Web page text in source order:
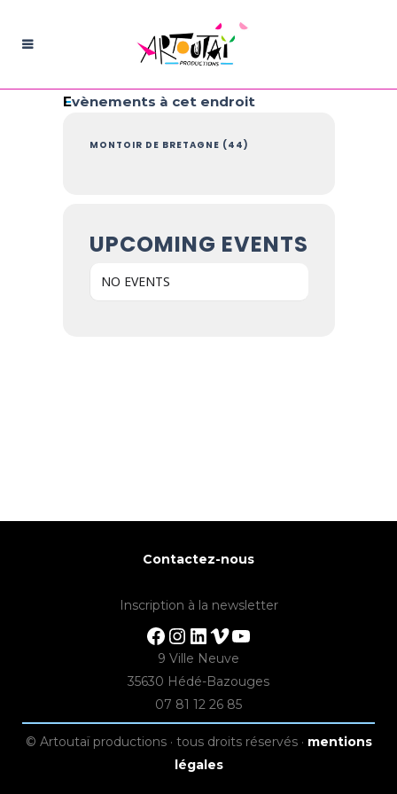
Evènements à cet endroit
MONTOIR DE BRETAGNE (44)
UPCOMING EVENTS
NO EVENTS
Contactez-nous
Inscription à la newsletter
Facebook Instagram LinkedIn Vimeo YouTube
9 Ville Neuve
35630 Hédé-Bazouges
07 81 12 26 85
© Artoutaï productions · tous droits réservés · mentions
légales